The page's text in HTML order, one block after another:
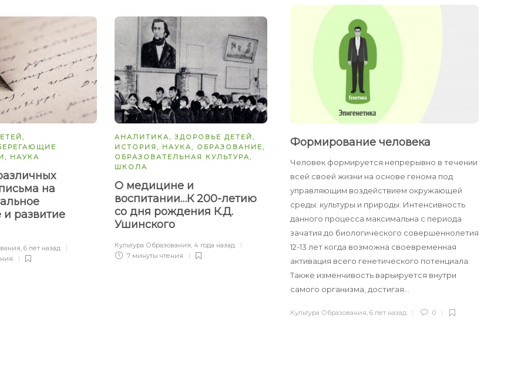
,
, НАУКА
на
и развитие
, 6 лет назад
АНАЛИТИКА, ЗДОРОВЬЕ ДЕТЕЙ,
ИСТОРИЯ, НАУКА, ОБРАЗОВАНИЕ,
ОБРАЗОВАТЕЛЬНАЯ КУЛЬТУРА,
ШКОЛА
О медицине и
воспитании…К 200-летию
со дня рождения К.Д.
Ушинского
Культура Образования, 4 года назад
7 минуты чтения
ЗДОРОВЬЕСБЕРЕГАЮЩИЕ
ТЕХНОЛОГИИ,ПРЕССА
Профессор Владимир
Базарный и его
здоровьесберегающая
педагогика
Культура Образования
9 минутычтения
Никитины
Формирование человека
Человек формируется непрерывно в течении
всей своей жизни на основе генома под
управляющим воздействием окружающей
среды: культуры и природы. Интенсивность
данного процесса максимальна с периода
зачатия до биологического совершеннолетия
12-13 лет когда возможна своевременная
активация всего генетического потенциала.
Также изменчивость варьируется внутри
самого организма, достигая…
Культура Образования,6 лет назад 0